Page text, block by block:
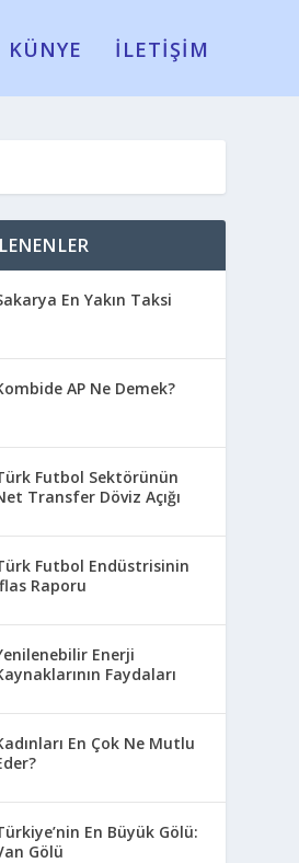
KÜNYE İLETİŞİM
En Yakın Taksi
AP Ne Demek?
Futbol Sektörünün
Transfer Döviz Açığı
Futbol Endüstrisinin
Raporu
Enerji
Faydaları
En Çok Ne Mutlu
En Büyük Gölü:
Gölü